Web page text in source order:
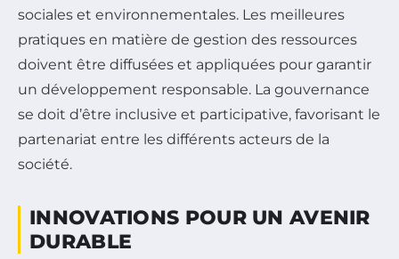
sociales et environnementales. Les meilleures
pratiques en matière de gestion des ressources
doivent être diffusées et appliquées pour garantir
un développement responsable. La gouvernance
se doit d’être inclusive et participative, favorisant le
partenariat entre les différents acteurs de la
société.
INNOVATIONS POUR UN AVENIR
DURABLE